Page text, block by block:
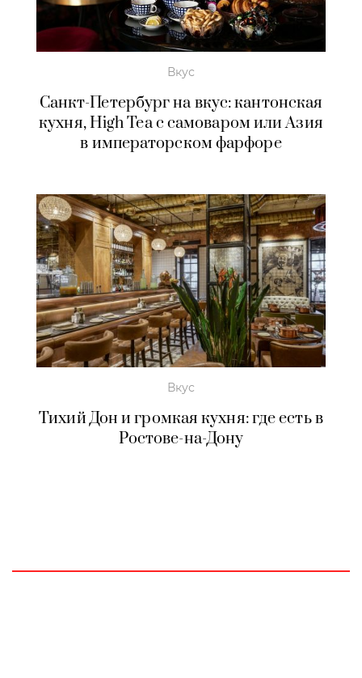
Вкус
Санкт-Петербург на вкус: кантонская
кухня, High Tea с самоваром или Азия
в императорском фарфоре
Вкус
Тихий Дон и громкая кухня: где есть в
Ростове-на-Дону